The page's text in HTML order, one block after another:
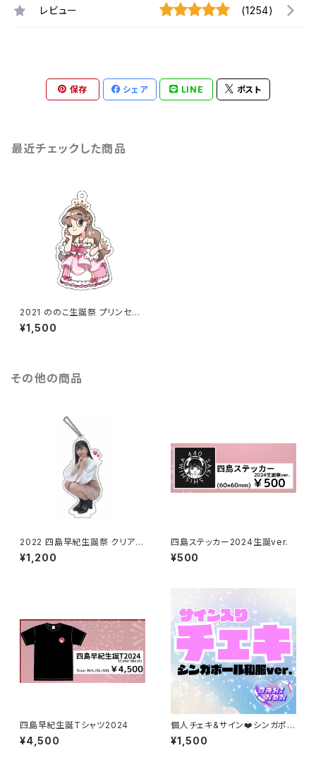
レビュー (1254)
保存 シェア LINE ポスト
最近チェックした商品
2021 ののこ生誕祭 プリンセス
ののこ アクリルキーホルダー
¥1,500
その他の商品
2022 四島早紀生誕祭 クリアス
タンドキーホルダー~ちょこん四
島~
¥1,200
四島ステッカー2024生誕ver.
¥500
四島早紀生誕Tシャツ2024
¥4,500
個人チェキ&サイン❤️シンガポー
ル私服ver.（本人直筆♬）
¥1,500